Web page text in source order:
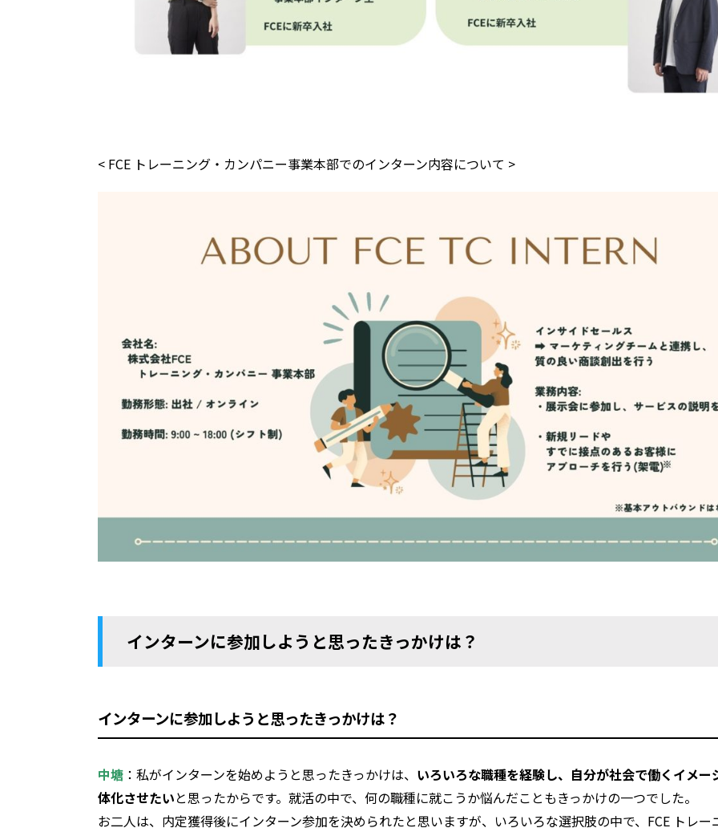
< FCE トレーニング・カンパニー事業本部でのインターン内容について >
インターンに参加しようと思ったきっかけは？
インターンに参加しようと思ったきっかけは？
中塘 ：私がインターンを始めようと思ったきっかけは、 いろいろな職種を経験し、自分が社会で働くイメー
体化させたいと思ったからです。就活の中で、何の職種に就こうか悩んだこともきっかけの一つでした。
お二人は、内定獲得後にインターン参加を決められたと思いますが、いろいろな選択肢の中で、FCE トレー